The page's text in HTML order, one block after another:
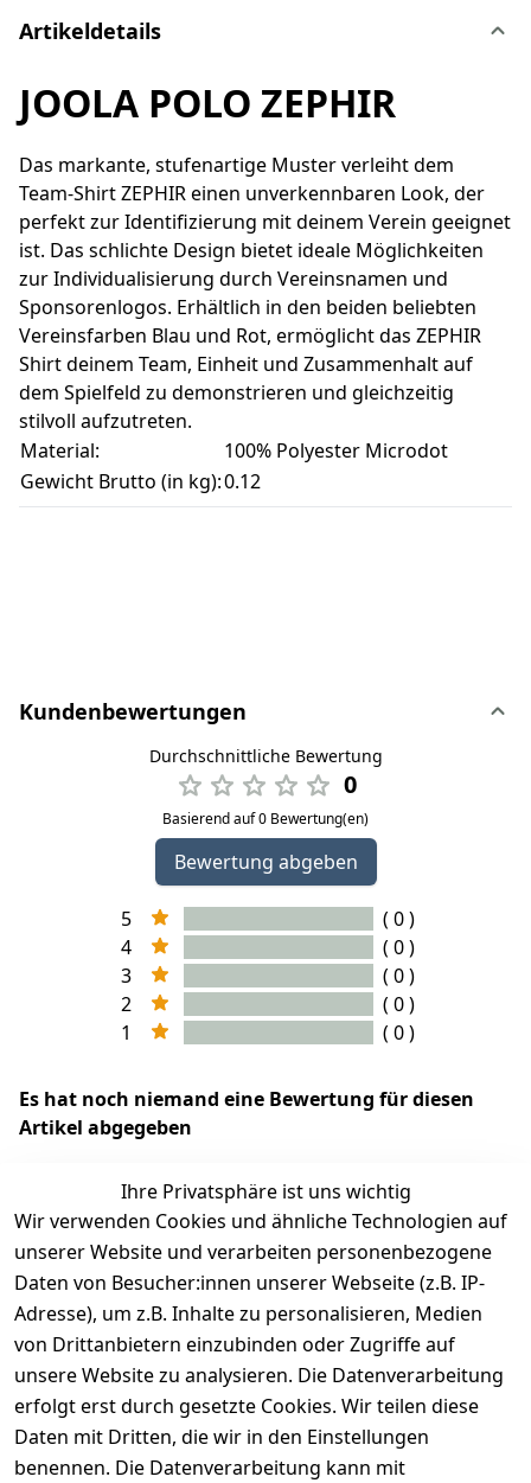
Artikeldetails
JOOLA POLO ZEPHIR
Das markante, stufenartige Muster verleiht dem
Team-Shirt ZEPHIR einen unverkennbaren Look, der
perfekt zur Identifizierung mit deinem Verein geeignet
ist. Das schlichte Design bietet ideale Möglichkeiten
zur Individualisierung durch Vereinsnamen und
Sponsorenlogos. Erhältlich in den beiden beliebten
Vereinsfarben Blau und Rot, ermöglicht das ZEPHIR
Shirt deinem Team, Einheit und Zusammenhalt auf
dem Spielfeld zu demonstrieren und gleichzeitig
stilvoll aufzutreten.
Material:
100% Polyester Microdot
Gewicht Brutto (in kg):0.12
Kundenbewertungen
Durchschnittliche Bewertung
0
Basierend auf 0 Bewertung(en)
Bewertung abgeben
5
( 0 )
4
( 0 )
3
( 0 )
2
( 0 )
1
( 0 )
Es hat noch niemand eine Bewertung für diesen
Artikel abgegeben
EU-Verantwortliche Person - klicken Sie für Details
Ihre Privatsphäre ist uns wichtig
Wir verwenden Cookies und ähnliche Technologien auf
unserer Website und verarbeiten personenbezogene
Daten von Besucher:innen unserer Webseite (z.B. IP-
Adresse), um z.B. Inhalte zu personalisieren, Medien
von Drittanbietern einzubinden oder Zugriffe auf
unsere Website zu analysieren. Die Datenverarbeitung
erfolgt erst durch gesetzte Cookies. Wir teilen diese
Daten mit Dritten, die wir in den Einstellungen
benennen. Die Datenverarbeitung kann mit